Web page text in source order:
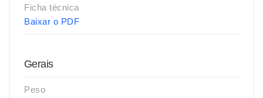
Ficha técnica
Baixar o PDF
Gerais
Peso